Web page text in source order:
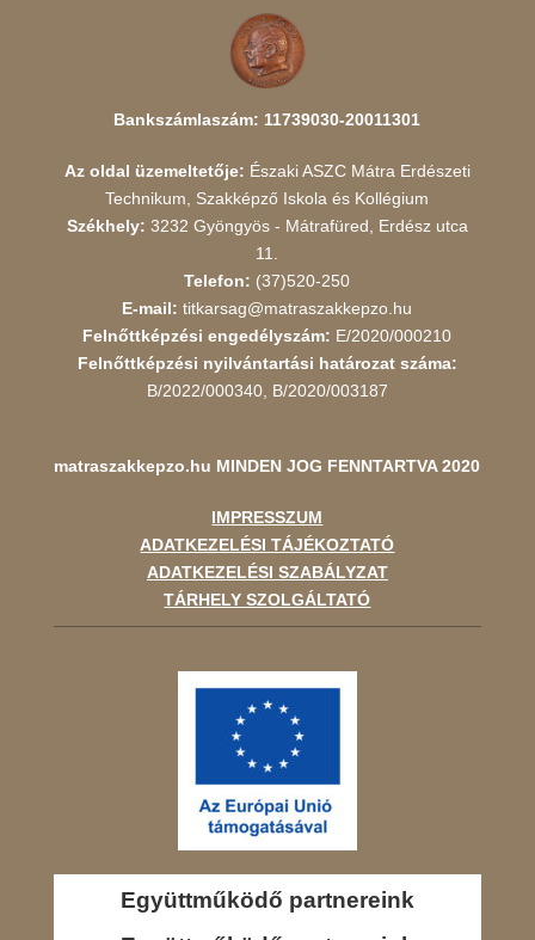
Bankszámlaszám: 11739030-20011301
Az oldal üzemeltetője: Északi ASZC Mátra Erdészeti
Technikum, Szakképző Iskola és Kollégium
Székhely: 3232 Gyöngyös - Mátrafüred, Erdész utca
11.
Telefon: (37)520-250
E-mail: titkarsag@matraszakkepzo.hu
Felnőttképzési engedélyszám: E/2020/000210
Felnőttképzési nyilvántartási határozat száma:
B/2022/000340, B/2020/003187
matraszakkepzo.hu MINDEN JOG FENNTARTVA 2020
IMPRESSZUM
ADATKEZELÉSI TÁJÉKOZTATÓ
ADATKEZELÉSI SZABÁLYZAT
TÁRHELY SZOLGÁLTATÓ
Együttműködő partnereink